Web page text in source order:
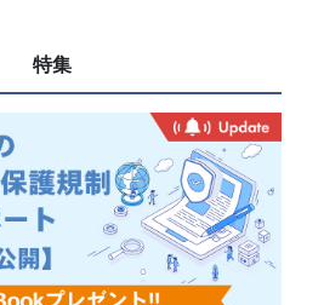
特集